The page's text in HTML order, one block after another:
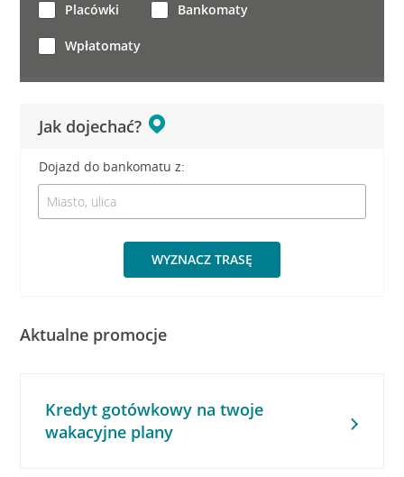
Jak dojechać?
Dojazd do bankomatu z:
WYZNACZ TRASĘ
Placówki Bankomaty
Wpłatomaty
Aktualne promocje
Kredyt gotówkowy na twoje
wakacyjne plany